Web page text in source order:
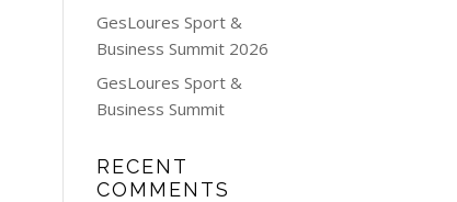
GesLoures Sport &
Business Summit 2026
GesLoures Sport &
Business Summit
RECENT
COMMENTS